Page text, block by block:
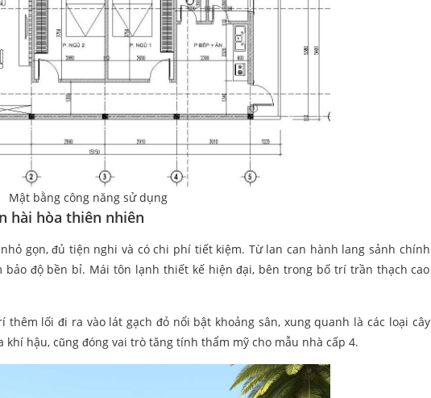
Mật bằng công năng sử dụng
hài hòa thiên nhiên
gọn, đủ tiện nghi và có chi phí tiết kiệm. Từ lan can hành lang sảnh chính
bảo độ bền bỉ. Mái tôn lạnh thiết kế hiện đại, bên trong bố trí trần thạch cao
thêm lối đi ra vào lát gạch đỏ nổi bật khoảng sân, xung quanh là các loại cây
hậu, cũng đóng vai trò tăng tính thẩm mỹ cho mẫu nhà cấp 4.